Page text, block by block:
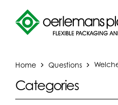
Home Questions
Categories